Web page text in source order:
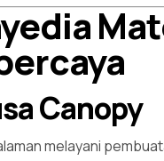
Canopy
melayani